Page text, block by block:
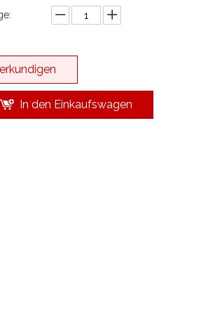
erkundigen
In den Einkaufswagen